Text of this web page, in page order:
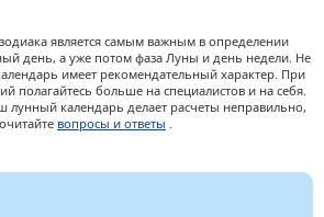
является самым важным в определении
день, а уже потом фаза Луны и день недели. Не
имеет рекомендательный характер. При
полагайтесь больше на специалистов и на себя.
лунный календарь делает расчеты неправильно,
вопросы и ответы .